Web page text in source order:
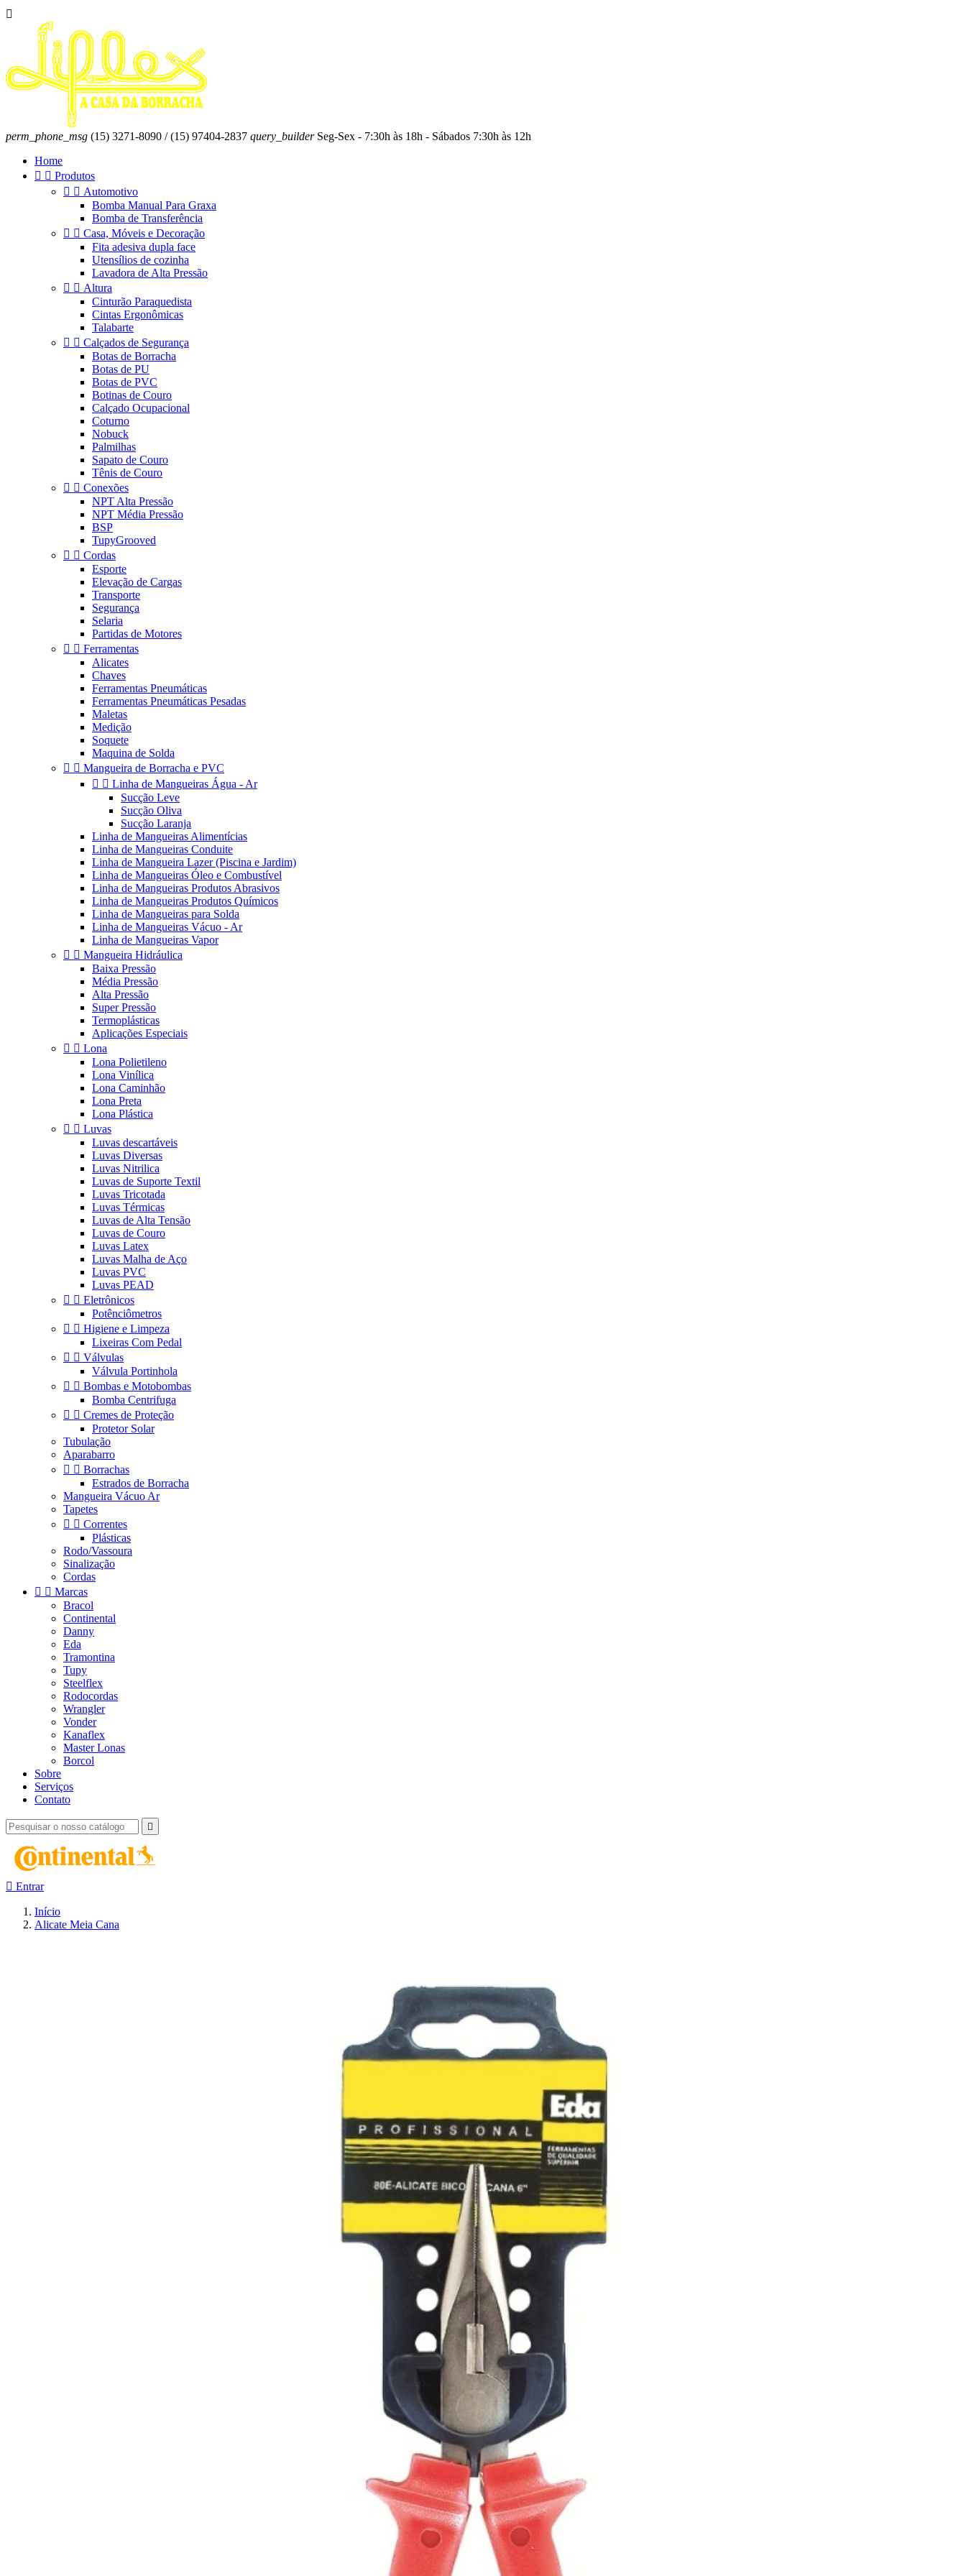

perm_phone_msg (15) 3271-8090 / (15) 97404-2837 query_builderSeg-Sex - 7:30h às 18h - Sábados 7:30h às 12h
Home
  Produtos
  Automotivo
Bomba Manual Para Graxa
Bomba de Transferência
  Casa, Móveis e Decoração
Fita adesiva dupla face
Utensílios de cozinha
Lavadora de Alta Pressão
  Altura
Cinturão Paraquedista
Cintas Ergonômicas
Talabarte
  Calçados de Segurança
Botas de Borracha
Botas de PU
Botas de PVC
Botinas de Couro
Calçado Ocupacional
Coturno
Nobuck
Palmilhas
Sapato de Couro
Tênis de Couro
  Conexões
NPT Alta Pressão
NPT Média Pressão
BSP
TupyGrooved
  Cordas
Esporte
Elevação de Cargas
Transporte
Segurança
Selaria
Partidas de Motores
  Ferramentas
Alicates
Chaves
Ferramentas Pneumáticas
Ferramentas Pneumáticas Pesadas
Maletas
Medição
Soquete
Maquina de Solda
  Mangueira de Borracha e PVC
  Linha de Mangueiras Água - Ar
Sucção Leve
Sucção Oliva
Sucção Laranja
Linha de Mangueiras Alimentícias
Linha de Mangueiras Conduite
Linha de Mangueira Lazer (Piscina e Jardim)
Linha de Mangueiras Óleo e Combustível
Linha de Mangueiras Produtos Abrasivos
Linha de Mangueiras Produtos Químicos
Linha de Mangueiras para Solda
Linha de Mangueiras Vácuo - Ar
Linha de Mangueiras Vapor
  Mangueira Hidráulica
Baixa Pressão
Média Pressão
Alta Pressão
Super Pressão
Termoplásticas
Aplicações Especiais
  Lona
Lona Polietileno
Lona Vinílica
Lona Caminhão
Lona Preta
Lona Plástica
  Luvas
Luvas descartáveis
Luvas Diversas
Luvas Nitrilica
Luvas de Suporte Textil
Luvas Tricotada
Luvas Térmicas
Luvas de Alta Tensão
Luvas de Couro
Luvas Latex
Luvas Malha de Aço
Luvas PVC
Luvas PEAD
  Eletrônicos
Potênciômetros
  Higiene e Limpeza
Lixeiras Com Pedal
  Válvulas
Válvula Portinhola
  Bombas e Motobombas
Bomba Centrifuga
  Cremes de Proteção
Protetor Solar
Tubulação
Aparabarro
  Borrachas
Estrados de Borracha
Mangueira Vácuo Ar
Tapetes
  Correntes
Plásticas
Rodo/Vassoura
Sinalização
Cordas
  Marcas
Bracol
Continental
Danny
Eda
Tramontina
Tupy
Steelflex
Rodocordas
Wrangler
Vonder
Kanaflex
Master Lonas
Borcol
Sobre
Serviços
Contato

 Entrar
Início
Alicate Meia Cana